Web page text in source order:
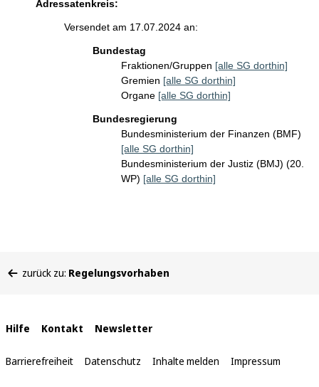
Adressatenkreis:
Versendet am 17.07.2024 an:
Bundestag
Fraktionen/Gruppen [alle SG dorthin]
Gremien [alle SG dorthin]
Organe [alle SG dorthin]
Bundesregierung
Bundesministerium der Finanzen (BMF)
[alle SG dorthin]
Bundesministerium der Justiz (BMJ) (20.
WP) [alle SG dorthin]
befinden
zurück zu: Regelungsvorhaben
Interne
Links
Hilfe Kontakt Newsletter
Barrierefreiheit Datenschutz Inhalte melden Impressum